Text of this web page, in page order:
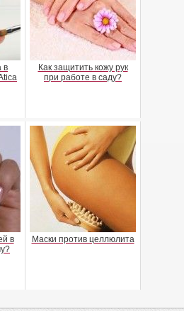
в
Как защитить кожу рук
при работе в саду?
в
Маски против целлюлита